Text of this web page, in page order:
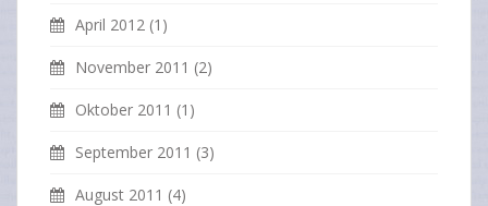
April 2012 (1)
November 2011 (2)
Oktober 2011 (1)
September 2011 (3)
August 2011 (4)